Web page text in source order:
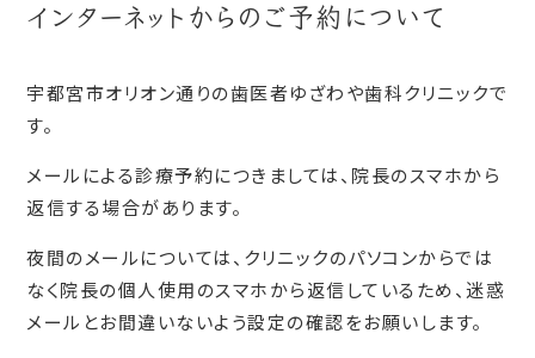
インターネットからのご予約について
宇都宮市オリオン通りの歯医者ゆざわや歯科クリニックで
す。
メールによる診療予約につきましては、院長のスマホから
返信する場合があります。
夜間のメールについては、クリニックのパソコンからでは
なく院長の個人使用のスマホから返信しているため、迷惑
メールとお間違いないよう設定の確認をお願いします。